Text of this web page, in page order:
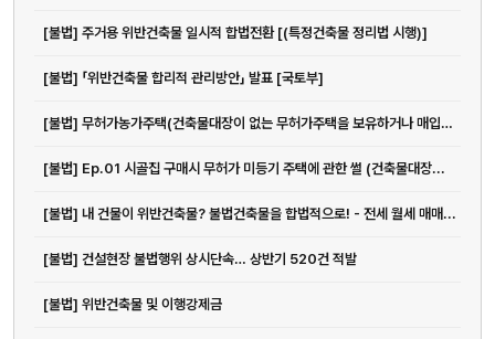
[불법] 주거용 위반건축물 일시적 합법전환 [(특정건축물 정리법 시행)]
[불법] 「위반건축물 합리적 관리방안」 발표 [국토부]
[불법] 무허가농가주택(건축물대장이 없는 무허가주택을 보유하거나 매입하려고 ...
[불법] Ep.01 시골집 구매시 무허가 미등기 주택에 관한 썰 (건축물대장...
[불법] 내 건물이 위반건축물? 불법건축물을 합법적으로! - 전세 월세 매매...
[불법] 건설현장 불법행위 상시단속… 상반기 520건 적발
[불법] 위반건축물 및 이행강제금